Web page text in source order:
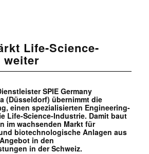
Life-Science-
weiter
SPIE Germany
(Düsseldorf) übernimmt die
einen spezialisierten Engineering-
Life-Science-Industrie. Damit baut
im wachsenden Markt für
biotechnologische Anlagen aus
in den
in der Schweiz.